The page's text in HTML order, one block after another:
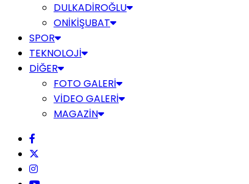
DULKADİROĞLU
ONİKİŞUBAT
SPOR
TEKNOLOJİ
DİĞER
FOTO GALERİ
VİDEO GALERİ
MAGAZİN